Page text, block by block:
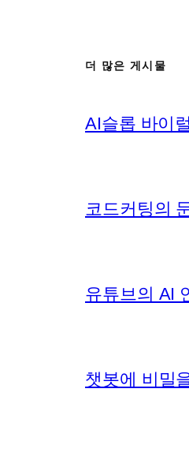
더 많은 게시물
AI슬롭 바이럴
코드커팅의
유튜브의 AI
챗봇에 비밀